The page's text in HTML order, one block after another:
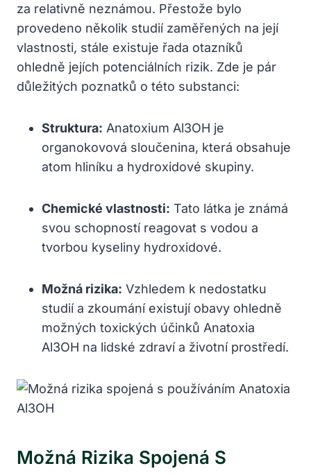
za relativně neznámou. Přestože bylo
provedeno několik studií zaměřených na její
vlastnosti, stále existuje řada otazníků
ohledně jejích potenciálních rizik. Zde je pár
důležitých poznatků o této substanci:
Struktura: Anatoxium Al3OH je
organokovová sloučenina, která obsahuje
atom hliníku a hydroxidové skupiny.
Chemické vlastnosti: Tato látka je známá
svou schopností reagovat s vodou a
tvorbou kyseliny hydroxidové.
Možná rizika: Vzhledem k nedostatku
studií a zkoumání existují obavy ohledně
možných toxických účinků Anatoxia
Al3OH na lidské zdraví a životní prostředí.
Možná Rizika Spojená S